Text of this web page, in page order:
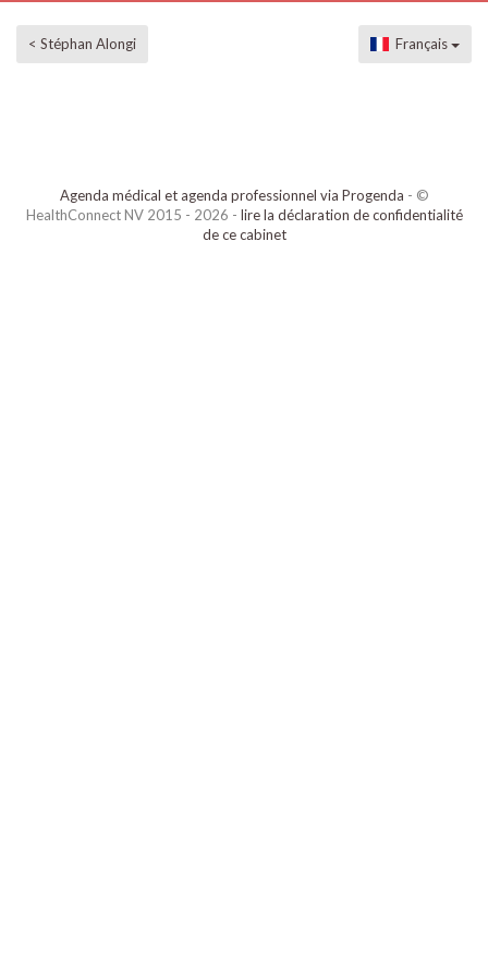
< Stéphan Alongi Français
Agenda médical et agenda professionnel via Progenda - ©
HealthConnect NV 2015 - 2026 - lire la déclaration de confidentialité
de ce cabinet